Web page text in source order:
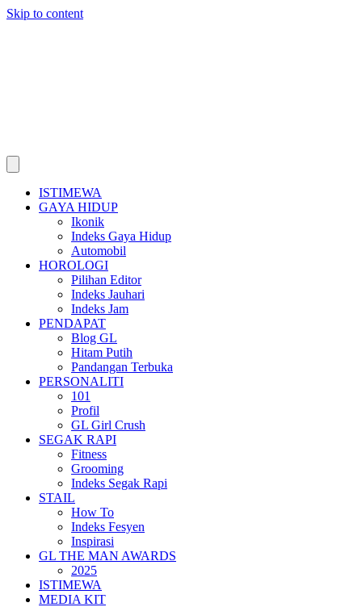
Skip to content
ISTIMEWA
GAYA HIDUP
Ikonik
Indeks Gaya Hidup
Automobil
HOROLOGI
Pilihan Editor
Indeks Jauhari
Indeks Jam
PENDAPAT
Blog GL
Hitam Putih
Pandangan Terbuka
PERSONALITI
101
Profil
GL Girl Crush
SEGAK RAPI
Fitness
Grooming
Indeks Segak Rapi
STAIL
How To
Indeks Fesyen
Inspirasi
GL THE MAN AWARDS
2025
ISTIMEWA
MEDIA KIT